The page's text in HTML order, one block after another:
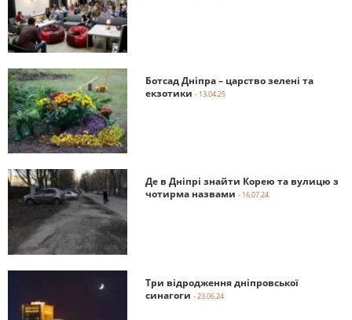
Ботсад Дніпра – царство зелені та
екзотики - 13.04.25
Де в Дніпрі знайти Корею та вулицю з
чотирма назвами - 16.07.24
Три відродження дніпровської
синагоги - 23.06.24